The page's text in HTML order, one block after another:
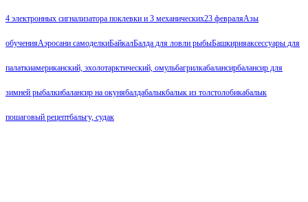
4 электронных сигнализатора поклевки и 3 механических23 февраляАзы
обученияАэросани самоделкиБайкалБалда для ловли рыбыБашкирияаксессуары для
палаткиамериканский, эхолотарктический, омульбагрилкабалансирбалансир для
зимней рыбалкибалансир на окунябалдабалыкбалык из толстолобикабалык
пошаговый рецептбальгу, судак